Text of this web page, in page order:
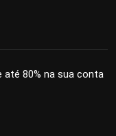
até 80% na sua conta